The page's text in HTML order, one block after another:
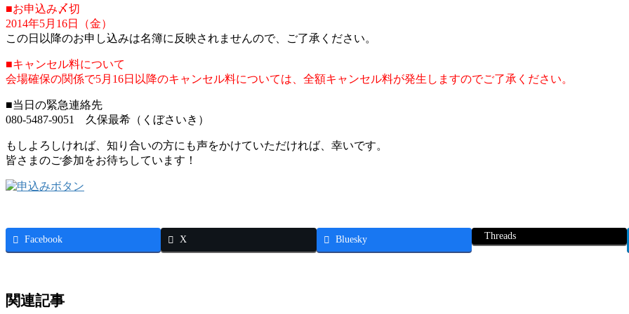
■お申込み〆切
2014年5月16日（金）
この日以降のお申し込みは名簿に反映されませんので、ご了承ください。
■キャンセル料について
会場確保の関係で5月16日以降のキャンセル料については、全額キャンセル料が発生しますのでご了承ください。
■当日の緊急連絡先
080-5487-9051 久保最希（くぼさいき）
もしよろしければ、知り合いの方にも声をかけていただければ、幸いです。
皆さまのご参加をお待ちしています！
Facebook X Bluesky Threads
関連記事